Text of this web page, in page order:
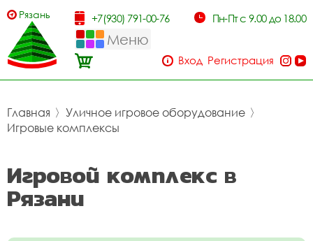
Рязань +7(930) 791-00-76 Пн-Пт с 9.00 до 18.00
Меню
Вход Регистрация
Главная 〉 Уличное игровое оборудование 〉
Игровые комплексы
Игровой комплекс в
Рязани